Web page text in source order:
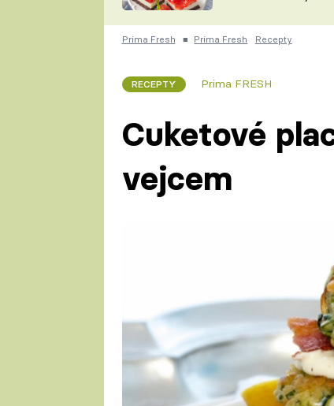
NA NÁKUPECH
Prima Fresh ■ Prima Fresh Recepty
RECEPTY Prima FRESH
Cuketové
vejcem